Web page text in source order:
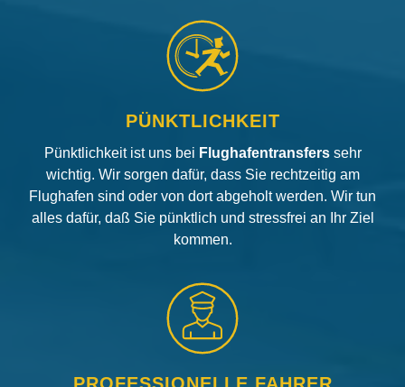
PÜNKTLICHKEIT
Pünktlichkeit ist uns bei Flughafentransfers sehr
wichtig. Wir sorgen dafür, dass Sie rechtzeitig am
Flughafen sind oder von dort abgeholt werden. Wir tun
alles dafür, daß Sie pünktlich und stressfrei an Ihr Ziel
kommen.